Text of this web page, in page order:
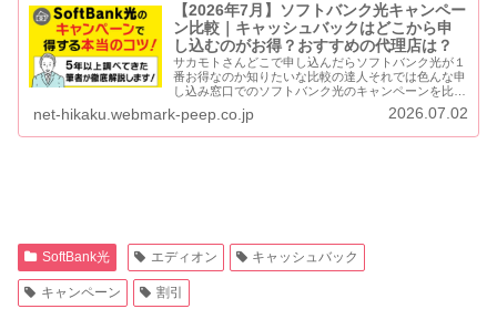
【2026年7月】ソフトバンク光キャンペー
ン比較｜キャッシュバックはどこから申
し込むのがお得？おすすめの代理店は？
サカモトさんどこで申し込んだらソフトバンク光が１
番お得なのか知りたいな比較の達人それでは色んな申
し込み窓口でのソフトバンク光のキャンペーンを比較
してご紹介しましょう。この記事では、ソフトバンク
光の契約前に必ず知っておかないといけない、重要
な...
net-hikaku.webmark-peep.co.jp 2026.07.02
SoftBank光 エディオン キャッシュバック
キャンペーン 割引